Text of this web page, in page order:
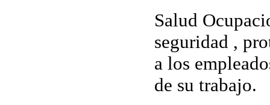
Salud
seguridad ,
a los
de su trabajo.